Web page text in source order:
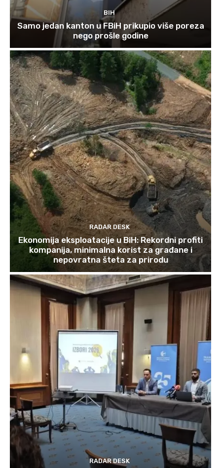
BIH
Samo jedan kanton u FBiH prikupio više poreza
nego prošle godine
RADAR DESK
Ekonomija eksploatacije u BiH: Rekordni profiti
kompanija, minimalna korist za građane i
nepovratna šteta za prirodu
RADAR DESK